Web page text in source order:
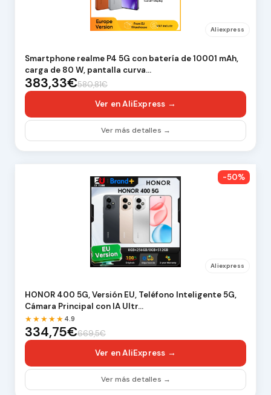
Aliexpress
Smartphone realme P4 5G con batería de 10001 mAh,
carga de 80 W, pantalla curva…
383,33€580,81€
Ver en AliExpress →
Ver más detalles →
-50%
Aliexpress
HONOR 400 5G, Versión EU, Teléfono Inteligente 5G,
Cámara Principal con IA Ultr…
★★★★★ 4.9
334,75€669,5€
Ver en AliExpress →
Ver más detalles →